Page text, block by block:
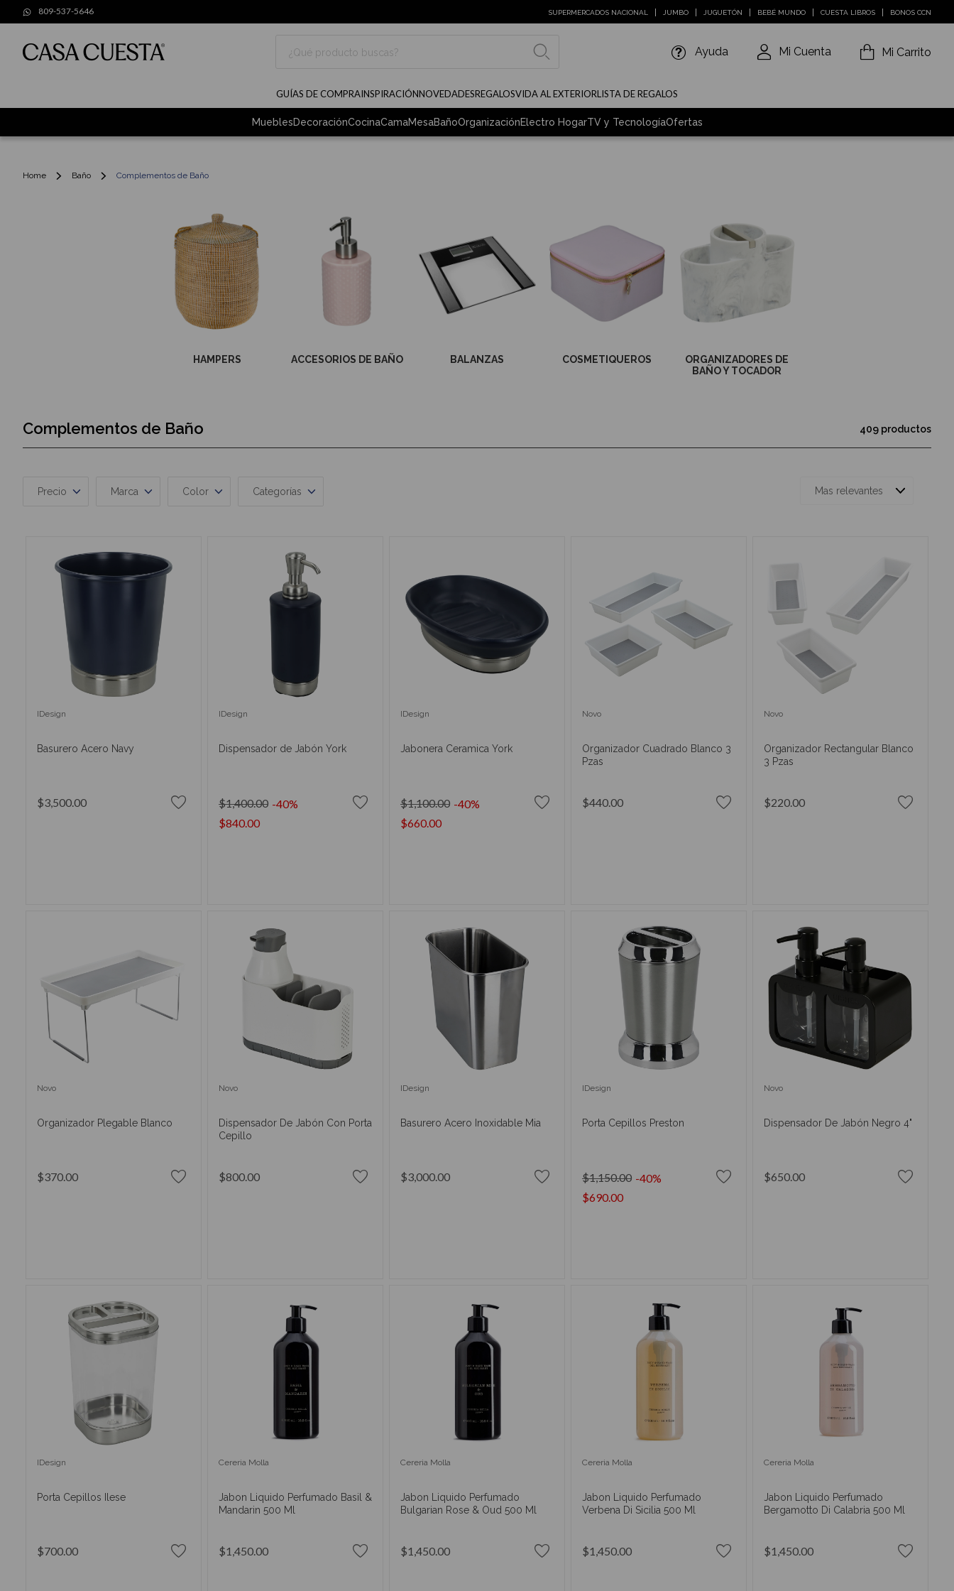
809-537-5646 SUPERMERCADOS NACIONAL JUMBO JUGUETÓN BEBÉ MUNDO CUESTA LIBROS BONOS CCN
Ayuda Mi Cuenta Mi Carrito
GUÍAS DE COMPRAINSPIRACIÓNNOVEDADESREGALOSVIDA AL EXTERIORLISTA DE REGALOS
MueblesDecoraciónCocinaCamaMesaBañoOrganizaciónElectro HogarTV y TecnologíaOfertas
Home Baño Complementos de Baño
HAMPERS
ACCESORIOS DE BAÑO
BALANZAS
COSMETIQUEROS
ORGANIZADORES DE
BAÑO Y TOCADOR
Complementos de Baño 409 productos
Precio Marca Color Categorías
IDesign
Basurero Acero Navy
$3,500.00
IDesign
Dispensador de Jabón York
$840.00
$1,400.00 -40%
IDesign
Jabonera Ceramica York
$660.00
$1,100.00 -40%
Novo
Organizador Cuadrado Blanco 3
Pzas
$440.00
Novo
Organizador Rectangular Blanco
3 Pzas
$220.00
Novo
Organizador Plegable Blanco
$370.00
Novo
Dispensador De Jabón Con Porta
Cepillo
$800.00
IDesign
Basurero Acero Inoxidable Mia
$3,000.00
IDesign
Porta Cepillos Preston
$690.00
$1,150.00 -40%
Novo
Dispensador De Jabón Negro 4"
$650.00
IDesign
Porta Cepillos Ilese
$700.00
Cereria Molla
Jabon Liquido Perfumado Basil &
Mandarin 500 Ml
$1,450.00
Cereria Molla
Jabon Liquido Perfumado
Bulgarian Rose & Oud 500 Ml
$1,450.00
Cereria Molla
Jabon Liquido Perfumado
Verbena Di Sicilia 500 Ml
$1,450.00
Cereria Molla
Jabon Liquido Perfumado
Bergamotto Di Calabria 500 Ml
$1,450.00